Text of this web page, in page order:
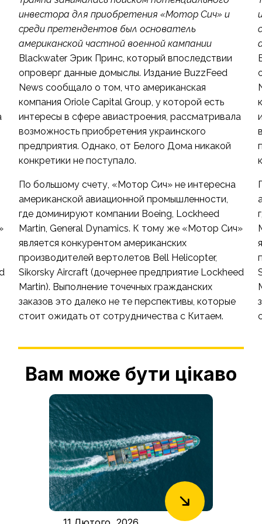
инвестора для приобретения «Мотор Сич» и
среди претендентов был основатель
американской частной военной кампании
Blackwater Эрик Принс, который впоследствии
опроверг данные домыслы. Издание BuzzFeed
News сообщало о том, что американская
компания Oriole Capital Group, у которой есть
интересы в сфере авиастроения, рассматривала
возможность приобретения украинского
предприятия. Однако, от Белого Дома никакой
конкретики не поступало.
По большому счету, «Мотор Сич» не интересна
американской авиационной промышленности,
где доминируют компании Boeing, Lockheed
Martin, General Dynamics. К тому же «Мотор Сич»
является конкурентом американских
производителей вертолетов Bell Helicopter,
Sikorsky Aircraft (дочернее предприятие Lockheed
Martin). Выполнение точечных гражданских
заказов это далеко не те перспективы, которые
стоит ожидать от сотрудничества с Китаем.
Вам може бути цікаво